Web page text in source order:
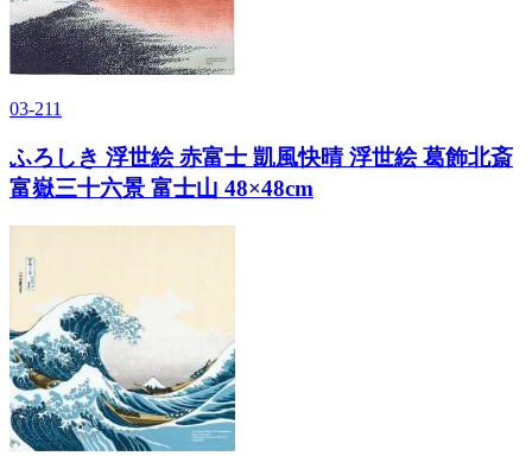
03-211
ふろしき 浮世絵 赤富士 凱風快晴 浮世絵 葛飾北斎
富嶽三十六景 富士山 48×48cm